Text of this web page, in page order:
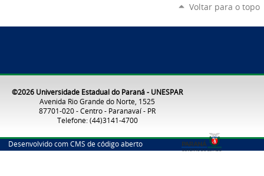
Voltar para o topo
©2026 Universidade Estadual do Paraná - UNESPAR
Avenida Rio Grande do Norte, 1525
87701-020 - Centro - Paranavaí - PR
Telefone: (44)3141-4700
Desenvolvido com CMS de código aberto